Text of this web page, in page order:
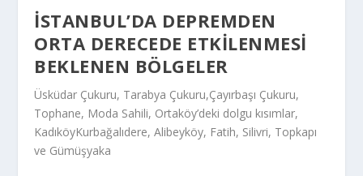
İSTANBUL’DA DEPREMDEN
ORTA DERECEDE ETKILENMESI
BEKLENEN BÖLGELER
Üsküdar Çukuru, Tarabya Çukuru,Çayırbaşı Çukuru,
Tophane, Moda Sahili, Ortaköy’deki dolgu kısımlar,
KadıköyKurbağalıdere, Alibeyköy, Fatih, Silivri, Topkapı
ve Gümüşyaka